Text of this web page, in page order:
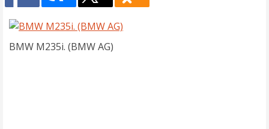
BMW M235i. (BMW AG)